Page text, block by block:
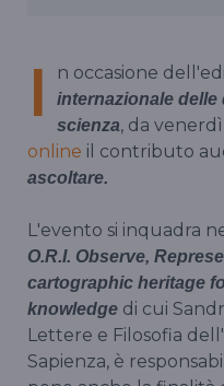
I n occasione
internazionale delle
scienza, da venerdì
online il contributo
ascoltare.
L'evento si inquadra
O.R.I. Observe,
cartographic heritage
knowledge di cui
Lettere e Filosofia
Sapienza, è